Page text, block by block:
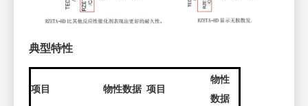
典型特性
项目 物性数据 项目
物性
数据